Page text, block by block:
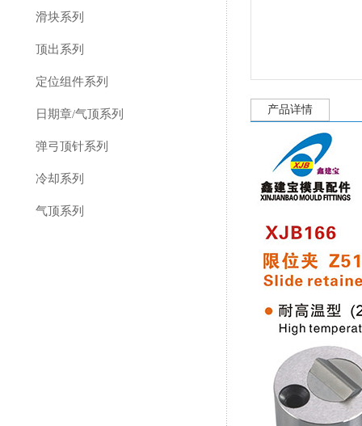
滑块系列
顶出系列
定位组件系列
日期章/气顶系列
弹弓顶针系列
冷却系列
气顶系列
产品详情